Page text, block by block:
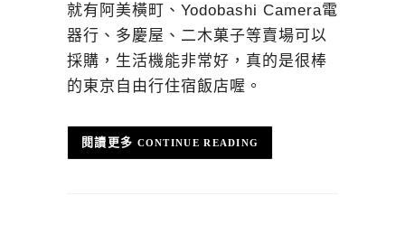
就有阿美橫町、Yodobashi Camera電
器行、多慶屋、二木菓子等賣場可以
採購，生活機能非常好，真的是很棒
的東京自由行住宿飯店喔。
CONTINUE READING